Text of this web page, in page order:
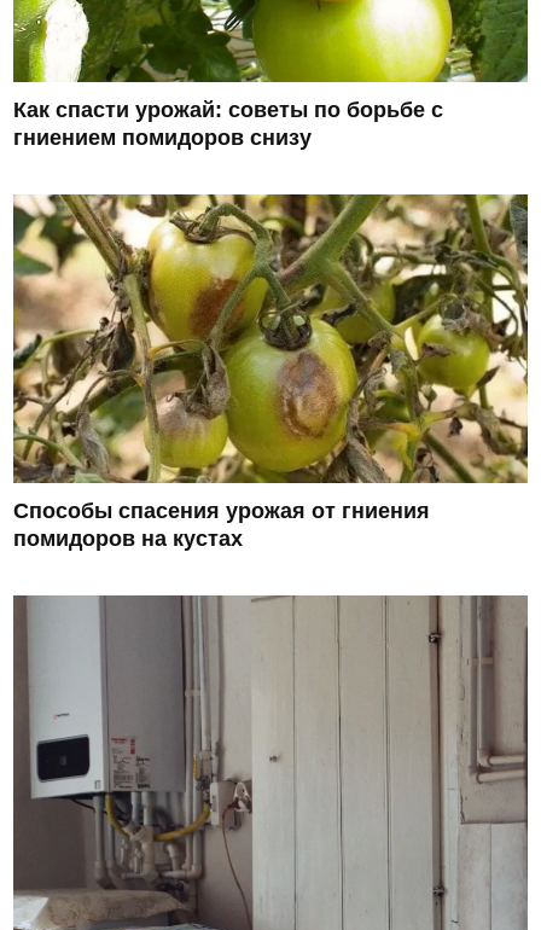
Как спасти урожай: советы по борьбе с
гниением помидоров снизу
Способы спасения урожая от гниения
помидоров на кустах